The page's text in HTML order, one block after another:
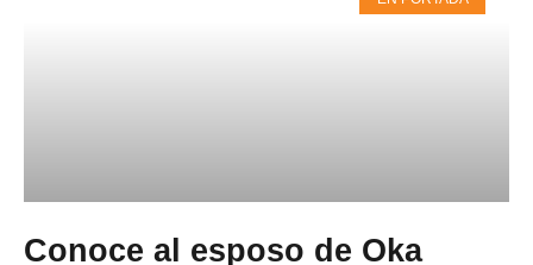
Conoce al esposo de Oka